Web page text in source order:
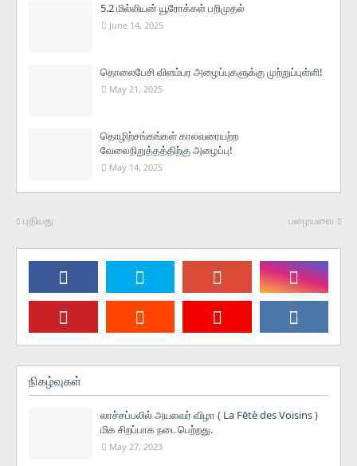
5.2 மில்லியன் யூரோக்கள் பறிமுதல்
June 14, 2025
தொலைபேசி விளம்பர அழைப்புகளுக்கு முற்றுப்புள்ளி!
May 21, 2025
தொழிற்சங்கங்கள் காலவரையற்ற
வேலைநிறுத்தத்திற்கு அழைப்பு!
May 14, 2025
புதியது பழையவை
நிகழ்வுகள்
லாச்சப்பலில் அயலவர் விழா ( La Fētè des Voisins )
மிக சிறப்பாக நடைபெற்றது.
May 27, 2023